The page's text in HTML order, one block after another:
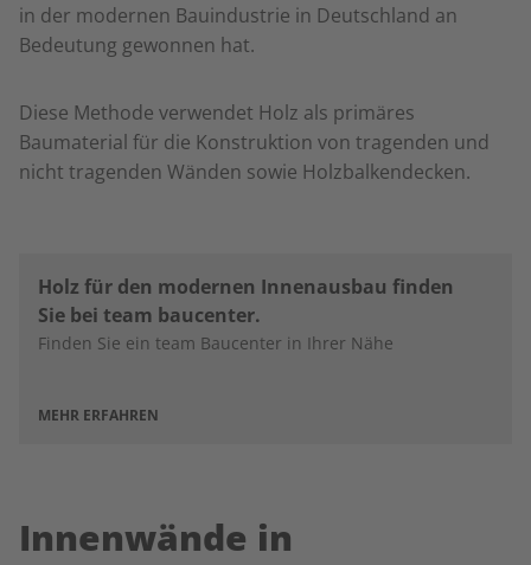
in der modernen Bauindustrie in Deutschland an
Bedeutung gewonnen hat.
Diese Methode verwendet Holz als primäres
Baumaterial für die Konstruktion von tragenden und
nicht tragenden Wänden sowie Holzbalkendecken.
Holz für den modernen Innenausbau finden
Sie bei team baucenter.
Finden Sie ein team Baucenter in Ihrer Nähe
MEHR ERFAHREN
Innenwände in